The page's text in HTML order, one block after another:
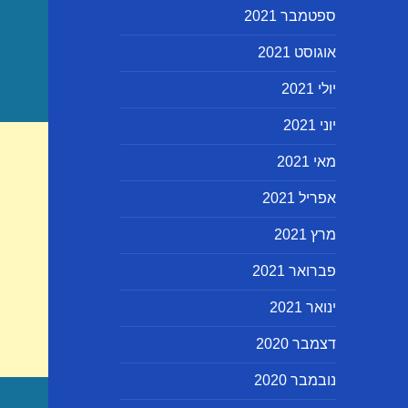
ספטמבר 2021
אוגוסט 2021
יולי 2021
יוני 2021
מאי 2021
אפריל 2021
מרץ 2021
פברואר 2021
ינואר 2021
דצמבר 2020
נובמבר 2020